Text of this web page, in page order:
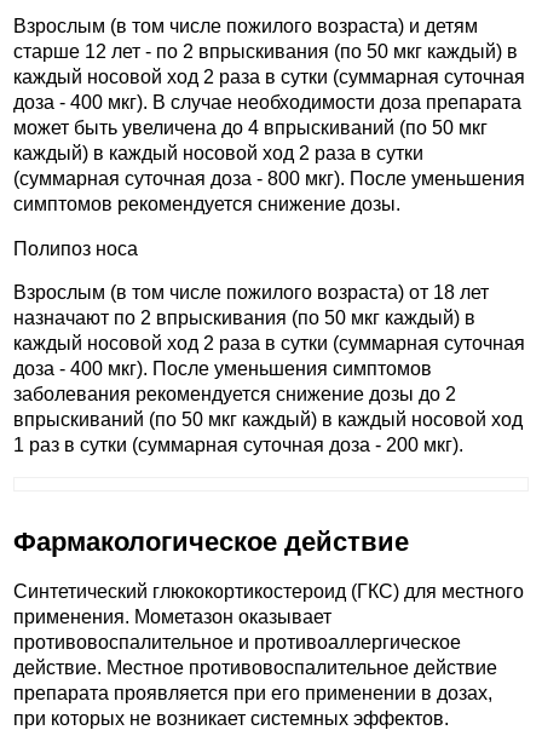
Взрослым (в том числе пожилого возраста) и детям
старше 12 лет - по 2 впрыскивания (по 50 мкг каждый) в
каждый носовой ход 2 раза в сутки (суммарная суточная
доза - 400 мкг). В случае необходимости доза препарата
может быть увеличена до 4 впрыскиваний (по 50 мкг
каждый) в каждый носовой ход 2 раза в сутки
(суммарная суточная доза - 800 мкг). После уменьшения
симптомов рекомендуется снижение дозы.
Полипоз носа
Взрослым (в том числе пожилого возраста) от 18 лет
назначают по 2 впрыскивания (по 50 мкг каждый) в
каждый носовой ход 2 раза в сутки (суммарная суточная
доза - 400 мкг). После уменьшения симптомов
заболевания рекомендуется снижение дозы до 2
впрыскиваний (по 50 мкг каждый) в каждый носовой ход
1 раз в сутки (суммарная суточная доза - 200 мкг).
Фармакологическое действие
Синтетический глюкокортикостероид (ГКС) для местного
применения. Мометазон оказывает
противовоспалительное и противоаллергическое
действие. Местное противовоспалительное действие
препарата проявляется при его применении в дозах,
при которых не возникает системных эффектов.